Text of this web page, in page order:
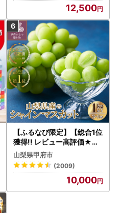
12,500
【ふるなび限定】【総合1位
獲得!! レビュー高評価★】
〈2026年度配送分〉山梨
県産 シャインマスカット 2
～3房（1.0kg以上）シャイ
ン フルーツ FN-Limited-S
P
山梨県甲府市
(2009)
10,000